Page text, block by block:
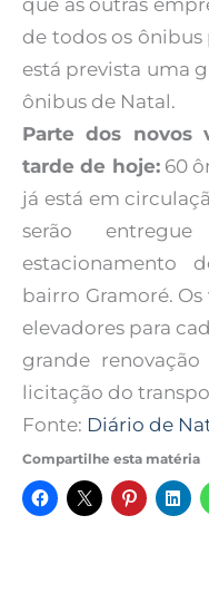
que as outras
de todos os ônibus
está prevista uma
ônibus de Natal.
Parte dos novos
tarde de hoje:60
já está em
serão
estacionamento
bairro Gramoré.
elevadores para
grande
licitação do
Fonte: Diário de
Compartilhe esta matéria